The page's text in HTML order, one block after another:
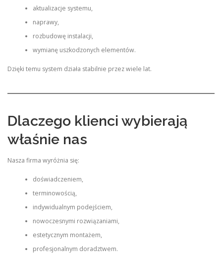
aktualizacje systemu,
naprawy,
rozbudowę instalacji,
wymianę uszkodzonych elementów.
Dzięki temu system działa stabilnie przez wiele lat.
Dlaczego klienci wybierają
właśnie nas
Nasza firma wyróżnia się:
doświadczeniem,
terminowością,
indywidualnym podejściem,
nowoczesnymi rozwiązaniami,
estetycznym montażem,
profesjonalnym doradztwem.